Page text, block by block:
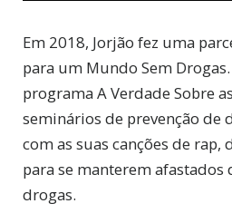
Em 2018, Jorjão fez uma
para um Mundo Sem
programa A Verdade Sobre
seminários de prevenção de
com as suas canções de rap,
para se manterem afastados
drogas.